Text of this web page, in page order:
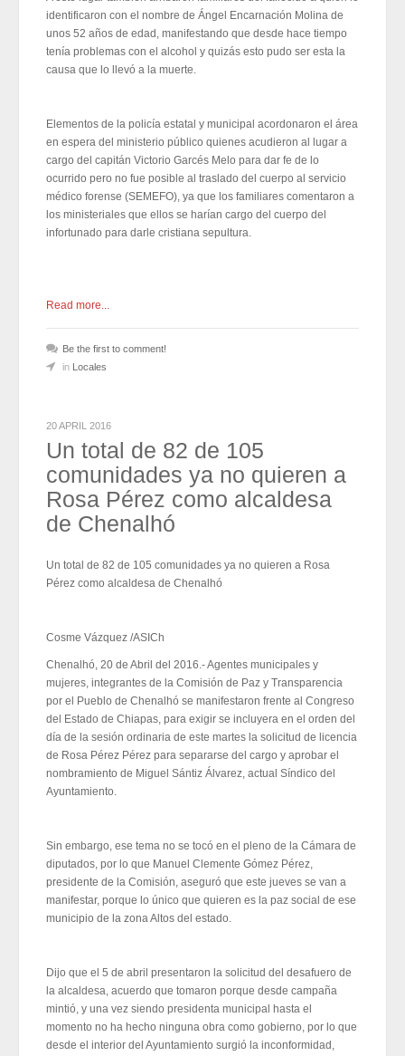
identificaron con el nombre de Ángel Encarnación Molina de
unos 52 años de edad, manifestando que desde hace tiempo
tenía problemas con el alcohol y quizás esto pudo ser esta la
causa que lo llevó a la muerte.
Elementos de la policía estatal y municipal acordonaron el área
en espera del ministerio público quienes acudieron al lugar a
cargo del capitán Victorio Garcés Melo para dar fe de lo
ocurrido pero no fue posible al traslado del cuerpo al servicio
médico forense (SEMEFO), ya que los familiares comentaron a
los ministeriales que ellos se harían cargo del cuerpo del
infortunado para darle cristiana sepultura.
Read more...
Be the first to comment!
in Locales
20 APRIL 2016
Un total de 82 de 105
comunidades ya no quieren a
Rosa Pérez como alcaldesa
de Chenalhó
Un total de 82 de 105 comunidades ya no quieren a Rosa
Pérez como alcaldesa de Chenalhó
Cosme Vázquez /ASICh
Chenalhó, 20 de Abril del 2016.- Agentes municipales y
mujeres, integrantes de la Comisión de Paz y Transparencia
por el Pueblo de Chenalhó se manifestaron frente al Congreso
del Estado de Chiapas, para exigir se incluyera en el orden del
día de la sesión ordinaria de este martes la solicitud de licencia
de Rosa Pérez Pérez para separarse del cargo y aprobar el
nombramiento de Miguel Sántiz Álvarez, actual Síndico del
Ayuntamiento.
Sin embargo, ese tema no se tocó en el pleno de la Cámara de
diputados, por lo que Manuel Clemente Gómez Pérez,
presidente de la Comisión, aseguró que este jueves se van a
manifestar, porque lo único que quieren es la paz social de ese
municipio de la zona Altos del estado.
Dijo que el 5 de abril presentaron la solicitud del desafuero de
la alcaldesa, acuerdo que tomaron porque desde campaña
mintió, y una vez siendo presidenta municipal hasta el
momento no ha hecho ninguna obra como gobierno, por lo que
desde el interior del Ayuntamiento surgió la inconformidad,